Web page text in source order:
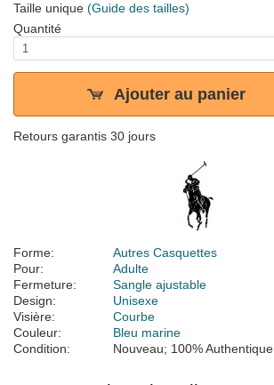
Taille unique (Guide des tailles)
Quantité
Ajouter au panier
Retours garantis 30 jours
Forme:
Autres Casquettes
Pour:
Adulte
Fermeture:
Sangle ajustable
Design:
Unisexe
Visière:
Courbe
Couleur:
Bleu marine
Condition:
Nouveau; 100% Authentique